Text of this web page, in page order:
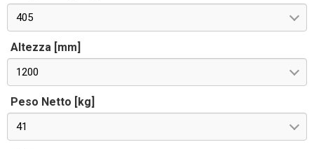
405
Altezza [mm]
1200
Peso Netto [kg]
41